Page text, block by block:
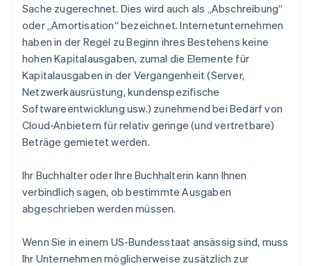
Sache zugerechnet. Dies wird auch als „Abschreibung“
oder „Amortisation“ bezeichnet. Internetunternehmen
haben in der Regel zu Beginn ihres Bestehens keine
hohen Kapitalausgaben, zumal die Elemente für
Kapitalausgaben in der Vergangenheit (Server,
Netzwerkausrüstung, kundenspezifische
Softwareentwicklung usw.) zunehmend bei Bedarf von
Cloud-Anbietern für relativ geringe (und vertretbare)
Beträge gemietet werden.
Ihr Buchhalter oder Ihre Buchhalterin kann Ihnen
verbindlich sagen, ob bestimmte Ausgaben
abgeschrieben werden müssen.
Wenn Sie in einem US-Bundesstaat ansässig sind, muss
Ihr Unternehmen möglicherweise zusätzlich zur